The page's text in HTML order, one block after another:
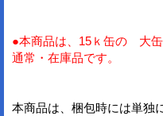
●本商品は、15ｋ缶の 大
通常・在庫品です。
本商品は、梱包時には単独